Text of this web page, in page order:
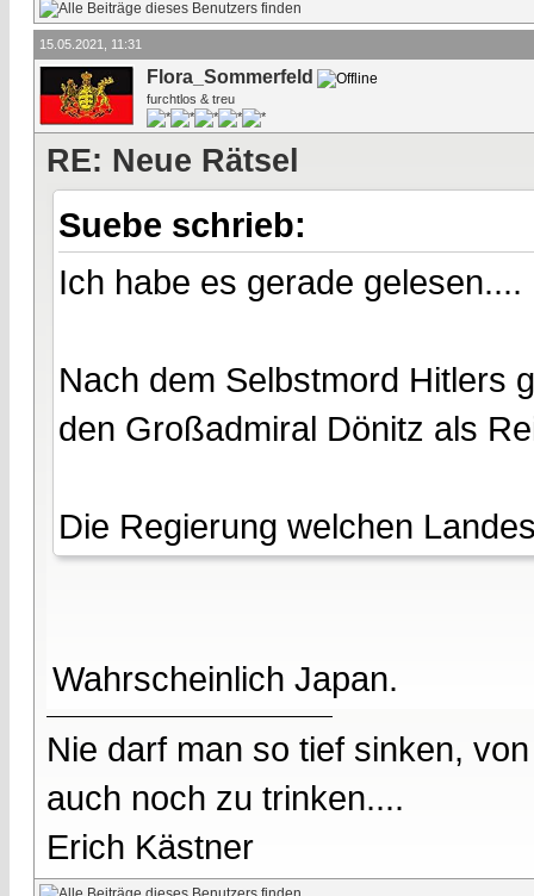
15.05.2021, 11:31
Flora_Sommerfeld
furchtlos & treu
RE: Neue Rätsel
Suebe schrieb:
Ich habe es gerade gelesen....
Nach dem Selbstmord Hitlers
den Großadmiral Dönitz als
Die Regierung welchen
Wahrscheinlich Japan.
Nie darf man so tief sinken,
auch noch zu trinken....
Erich Kästner